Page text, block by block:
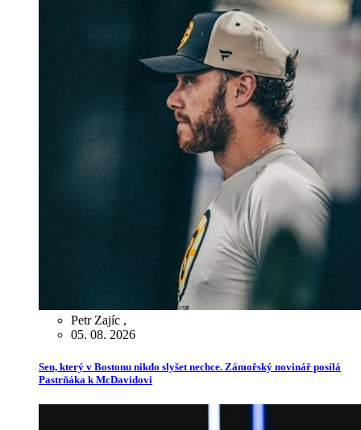
Petr Zajíc ,
05. 08. 2026
Sen, který v Bostonu nikdo slyšet nechce. Zámořský novinář posílá
Pastrňáka k McDavidovi